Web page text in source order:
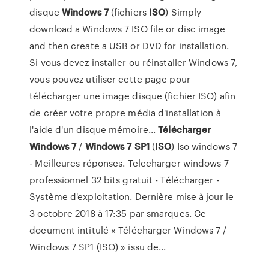
disque Windows 7(fichiers ISO) Simply
download a Windows 7 ISO file or disc image
and then create a USB or DVD for installation.
Si vous devez installer ou réinstaller Windows 7,
vous pouvez utiliser cette page pour
télécharger une image disque (fichier ISO) afin
de créer votre propre média d'installation à
l'aide d'un disque mémoire...Télécharger
Windows7/ Windows7 SP1(ISO) Iso windows 7
- Meilleures réponses. Telecharger windows 7
professionnel 32 bits gratuit - Télécharger -
Système d'exploitation. Dernière mise à jour le
3 octobre 2018 à 17:35 par smarques. Ce
document intitulé « Télécharger Windows 7 /
Windows 7 SP1 (ISO) » issu de...